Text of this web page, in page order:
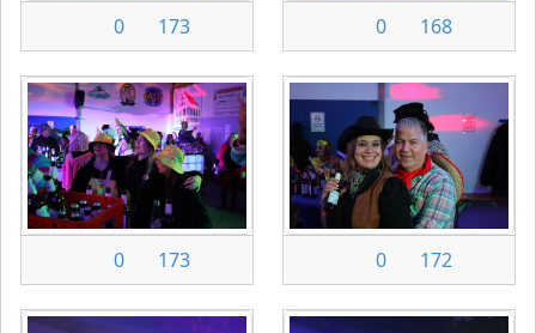
0 173 0 168
0 173 0 172